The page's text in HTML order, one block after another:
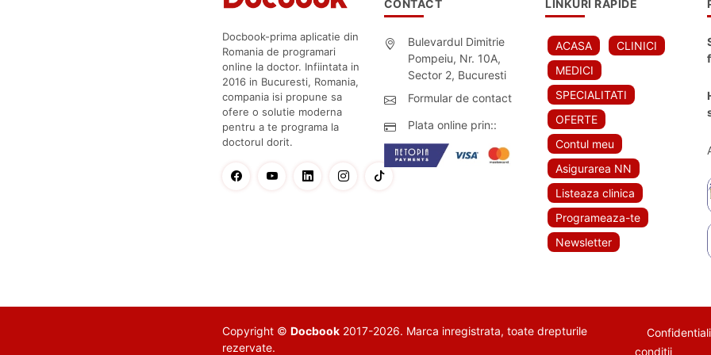
Docbook-prima aplicatie din
Romania de programari
online la doctor. Infiintata in
2016 in Bucuresti, Romania,
compania isi propune sa
ofere o solutie moderna
pentru a te programa la
doctorul dorit.
CONTACT
Bulevardul Dimitrie
Pompeiu, Nr. 10A,
Sector 2, Bucuresti
Formular de contact
Plata online prin::
LINKURI RAPIDE
ACASA
CLINICI
MEDICI
SPECIALITATI
OFERTE
Contul meu
Asigurarea NN
Listeaza clinica
Programeaza-te
Newsletter
Copyright © Docbook 2017-2026. Marca inregistrata, toate drepturile
rezervate.
conditii